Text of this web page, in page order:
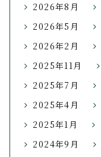
2026年8月
2026年5月
2026年2月
2025年11月
2025年7月
2025年4月
2025年1月
2024年9月